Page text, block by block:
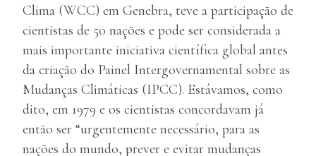
Clima (WCC) em Genebra, teve a participação de
cientistas de 50 nações e pode ser considerada a
mais importante iniciativa científica global antes
da criação do Painel Intergovernamental sobre as
Mudanças Climáticas (IPCC). Estávamos, como
dito, em 1979 e os cientistas concordavam já
então ser “urgentemente necessário, para as
nações do mundo, prever e evitar mudanças